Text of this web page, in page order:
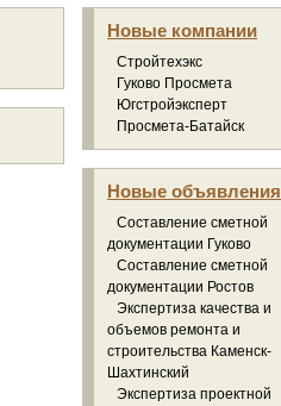
Новые компании
Стройтехэкс
Гуково Просмета
Югстройэксперт
Просмета-Батайск
Новые объявления
Составление сметной
документации Гуково
Составление сметной
документации Ростов
Экспертиза качества и
объемов ремонта и
строительства Каменск-
Шахтинский
Экспертиза проектной